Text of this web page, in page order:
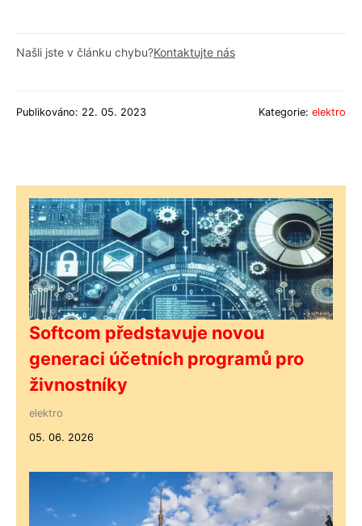
Našli jste v článku chybu?Kontaktujte nás
Publikováno: 22. 05. 2023 Kategorie: elektro
Softcom představuje novou
generaci účetních programů pro
živnostníky
elektro
05. 06. 2026